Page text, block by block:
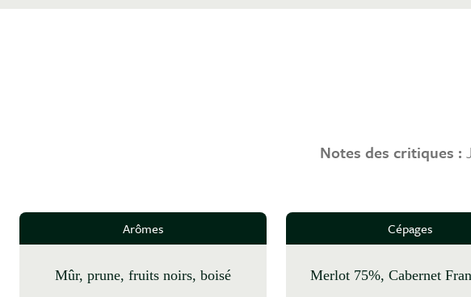
Notes des critiques :
Arômes
mûr, prune, fruits noirs, boisé
Cépages
Merlot 75%, Cabernet